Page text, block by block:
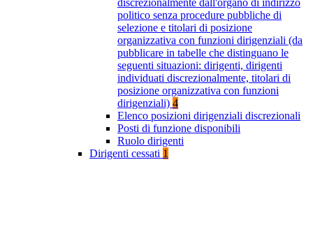
discrezionalmente dall'organo di indirizzo
politico senza procedure pubbliche di
selezione e titolari di posizione
organizzativa con funzioni dirigenziali (da
pubblicare in tabelle che distinguano le
seguenti situazioni: dirigenti, dirigenti
individuati discrezionalmente, titolari di
posizione organizzativa con funzioni
dirigenziali) 4
Elenco posizioni dirigenziali discrezionali
Posti di funzione disponibili
Ruolo dirigenti
Dirigenti cessati 1